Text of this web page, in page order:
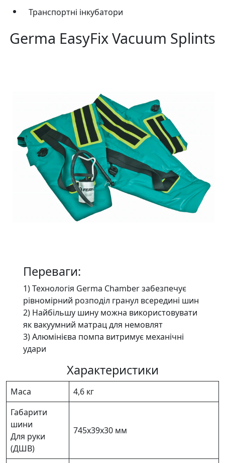
Транспортні інкубатори
Germa EasyFix Vacuum Splints
Переваги:
1) Технологія Germa Chamber забезпечує
рівномірний розподіл гранул всередині шин
2) Найбільшу шину можна використовувати
як вакуумний матрац для немовлят
3) Алюмінієва помпа витримує механічні
удари
Характеристики
Маса
4,6 кг
Габарити
шини
Для руки
(ДШВ)
745х39х30 мм